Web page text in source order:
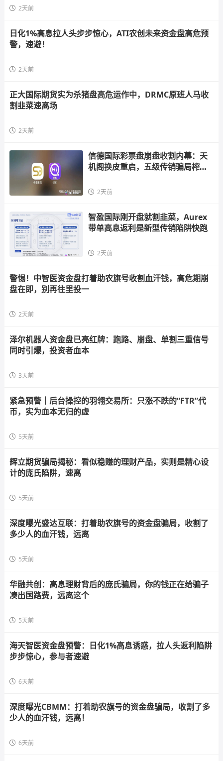
2天前
日化1%高息拉人头步步惊心，ATI农创未来资金盘高危预
警，速避！
2天前
正大国际期货实为杀猪盘高危运作中，DRMC原班人马收
割韭菜速离场
2天前
信德国际彩票盘崩盘收割内幕：天
机阁换皮重启，五级传销骗局榨干
2天前
智盈国际刚开盘就割韭菜，Aurex
带单高息返利是新型传销陷阱快跑
2天前
警惕！中智医资金盘打着助农旗号收割血汗钱，高危期崩
盘在即，别再往里投一
2天前
泽尔机器人资金盘已亮红牌：跑路、崩盘、单割三重信号
同时引爆，投资者血本
3天前
紧急预警｜后台操控的羽翎交易所：只涨不跌的“FTR”代
币，实为血本无归的虚
5天前
辉立期货骗局揭秘：看似稳赚的理财产品，实则是精心设
计的庞氏陷阱，速离
5天前
深度曝光盛达互联：打着助农旗号的资金盘骗局，收割了
多少人的血汗钱，远离
5天前
华融共创：高息理财背后的庞氏骗局，你的钱正在给骗子
凑出国路费，远离这个
5天前
海天智医资金盘预警：日化1%高息诱惑，拉人头返利陷阱
步步惊心，参与者速避
6天前
深度曝光CBMM：打着助农旗号的资金盘骗局，收割了多
少人的血汗钱，远离！
6天前